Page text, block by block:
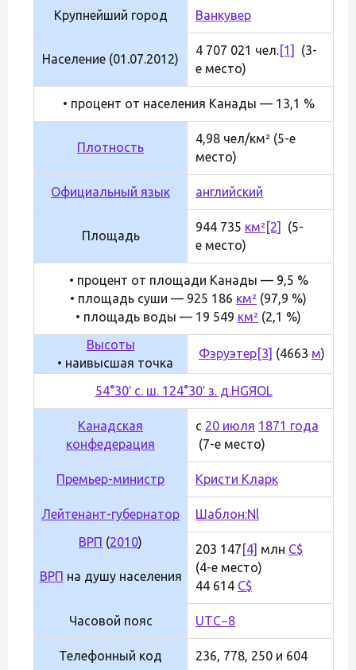
Крупнейший город Ванкувер
Население (01.07.2012)
4 707 021 чел.[1]
(3-
е место)
• процент от населения Канады — 13,1 %
Плотность
4,98 чел/км² (5-е
место)
Официальный язык английский
Площадь
944 735 км²[2]
(5-
е место)
• процент от площади Канады — 9,5 %
• площадь суши — 925 186 км² (97,9 %)
• площадь воды — 19 549 км² (2,1 %)
Высоты
• наивысшая точка
Фэруэтер[3] (4663 м)
54°30′ с. ш. 124°30′ з. д.HGЯOL
Канадская
конфедерация
с 20 июля 1871 года
(7-е место)
Премьер-министр Кристи Кларк
Лейтенант-губернатор
Шаблон:Nl
ВРП (2010)
ВРП на душу населения
203 147 [4] млн C$
(4-е место)
44 614 C$
Часовой пояс UTC−8
Телефонный код 236, 778, 250 и 604